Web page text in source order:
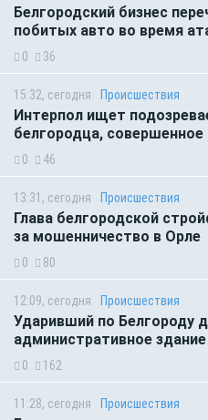
Белгородский бизнес
побитых авто во время
0 36
15:32, сегодня Происшествия
Интерпол ищет
белгородца, совершенное
0 46
13:31, сегодня Происшествия
Глава белгородской
за мошенничество в Орле
0 80
12:09, сегодня Происшествия
Ударивший по Белгороду
административное
0 162
11:28, сегодня Происшествия